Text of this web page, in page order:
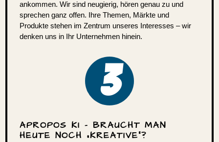
ankommen. Wir sind neugierig, hören genau zu und
sprechen ganz offen. Ihre Themen, Märkte und
Produkte stehen im Zentrum unseres Inter­esses – wir
denken uns in Ihr Unter­nehmen hinein.
3
APROPOS KI – BRAUCHT MAN
HEUTE NOCH „KREATIVE“?